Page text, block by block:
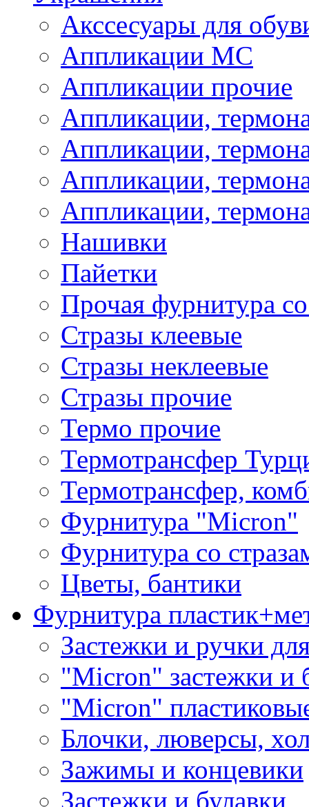
Акссесуары для
Аппликации МС
Аппликации прочие
Аппликации,
Аппликации,
Аппликации,
Аппликации,
Нашивки
Пайетки
Прочая фурнитура
Стразы клеевые
Стразы неклеевые
Стразы прочие
Термо прочие
Термотрансфер
Термотрансфер,
Фурнитура "Micron"
Фурнитура со
Цветы, бантики
Фурнитура
Застежки и ручки
"Micron" застежки и
"Micron"
Блочки, люверсы,
Зажимы и концевики
Застежки и булавки